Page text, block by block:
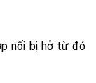
nối bị hở từ đó